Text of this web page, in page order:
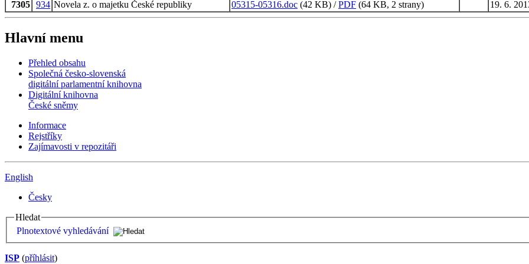
7305 934 Novela z. o majetku České republiky 05315-05316.doc (42 KB) /PDF (64 KB, 2 strany) 19. 6.
Hlavní menu
Přehled obsahu
Společná česko-slovenská
digitální parlamentní knihovna
Digitální knihovna
České sněmy
Informace
Rejstříky
Zajímavosti v repozitáři
English
Česky
Hledat
Plnotextové vyhledávání
ISP (příhlásit)